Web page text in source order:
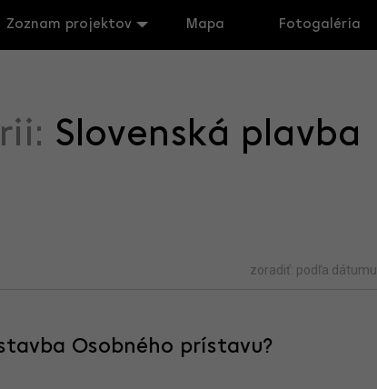
Zoznam projektov Mapa Fotogaléria
Slovenská plavba
zoradiť: podľa dátumu
Osobného prístavu?